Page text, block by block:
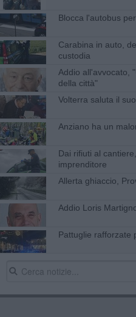
Blocca l'autobus
Carabina in auto,
custodia
Addio all'avvocato,
della città"
Volterra saluta il
Anziano ha un
Dai rifiuti al
imprenditore
Allerta ghiaccio,
Addio Loris
Pattuglie rafforzate